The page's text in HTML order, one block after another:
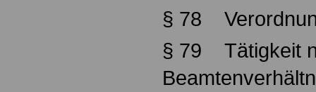
§ 78
§ 79 Tätigkeit